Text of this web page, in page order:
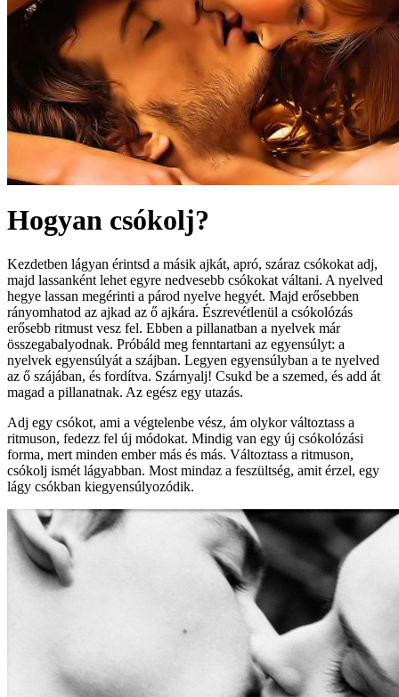
Hogyan csókolj?
Kezdetben lágyan érintsd a másik ajkát, apró, száraz csókokat adj,
majd lassanként lehet egyre nedvesebb csókokat váltani. A nyelved
hegye lassan megérinti a párod nyelve hegyét. Majd erősebben
rányomhatod az ajkad az ő ajkára. Észrevétlenül a csókolózás
erősebb ritmust vesz fel. Ebben a pillanatban a nyelvek már
összegabalyodnak. Próbáld meg fenntartani az egyensúlyt: a
nyelvek egyensúlyát a szájban. Legyen egyensúlyban a te nyelved
az ő szájában, és fordítva. Szárnyalj! Csukd be a szemed, és add át
magad a pillanatnak. Az egész egy utazás.
Adj egy csókot, ami a végtelenbe vész, ám olykor változtass a
ritmuson, fedezz fel új módokat. Mindig van egy új csókolózási
forma, mert minden ember más és más. Változtass a ritmuson,
csókolj ismét lágyabban. Most mindaz a feszültség, amit érzel, egy
lágy csókban kiegyensúlyozódik.